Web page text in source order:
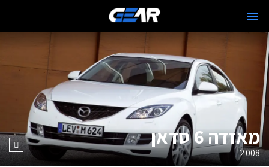
מאזדה 6 סדאן
2008